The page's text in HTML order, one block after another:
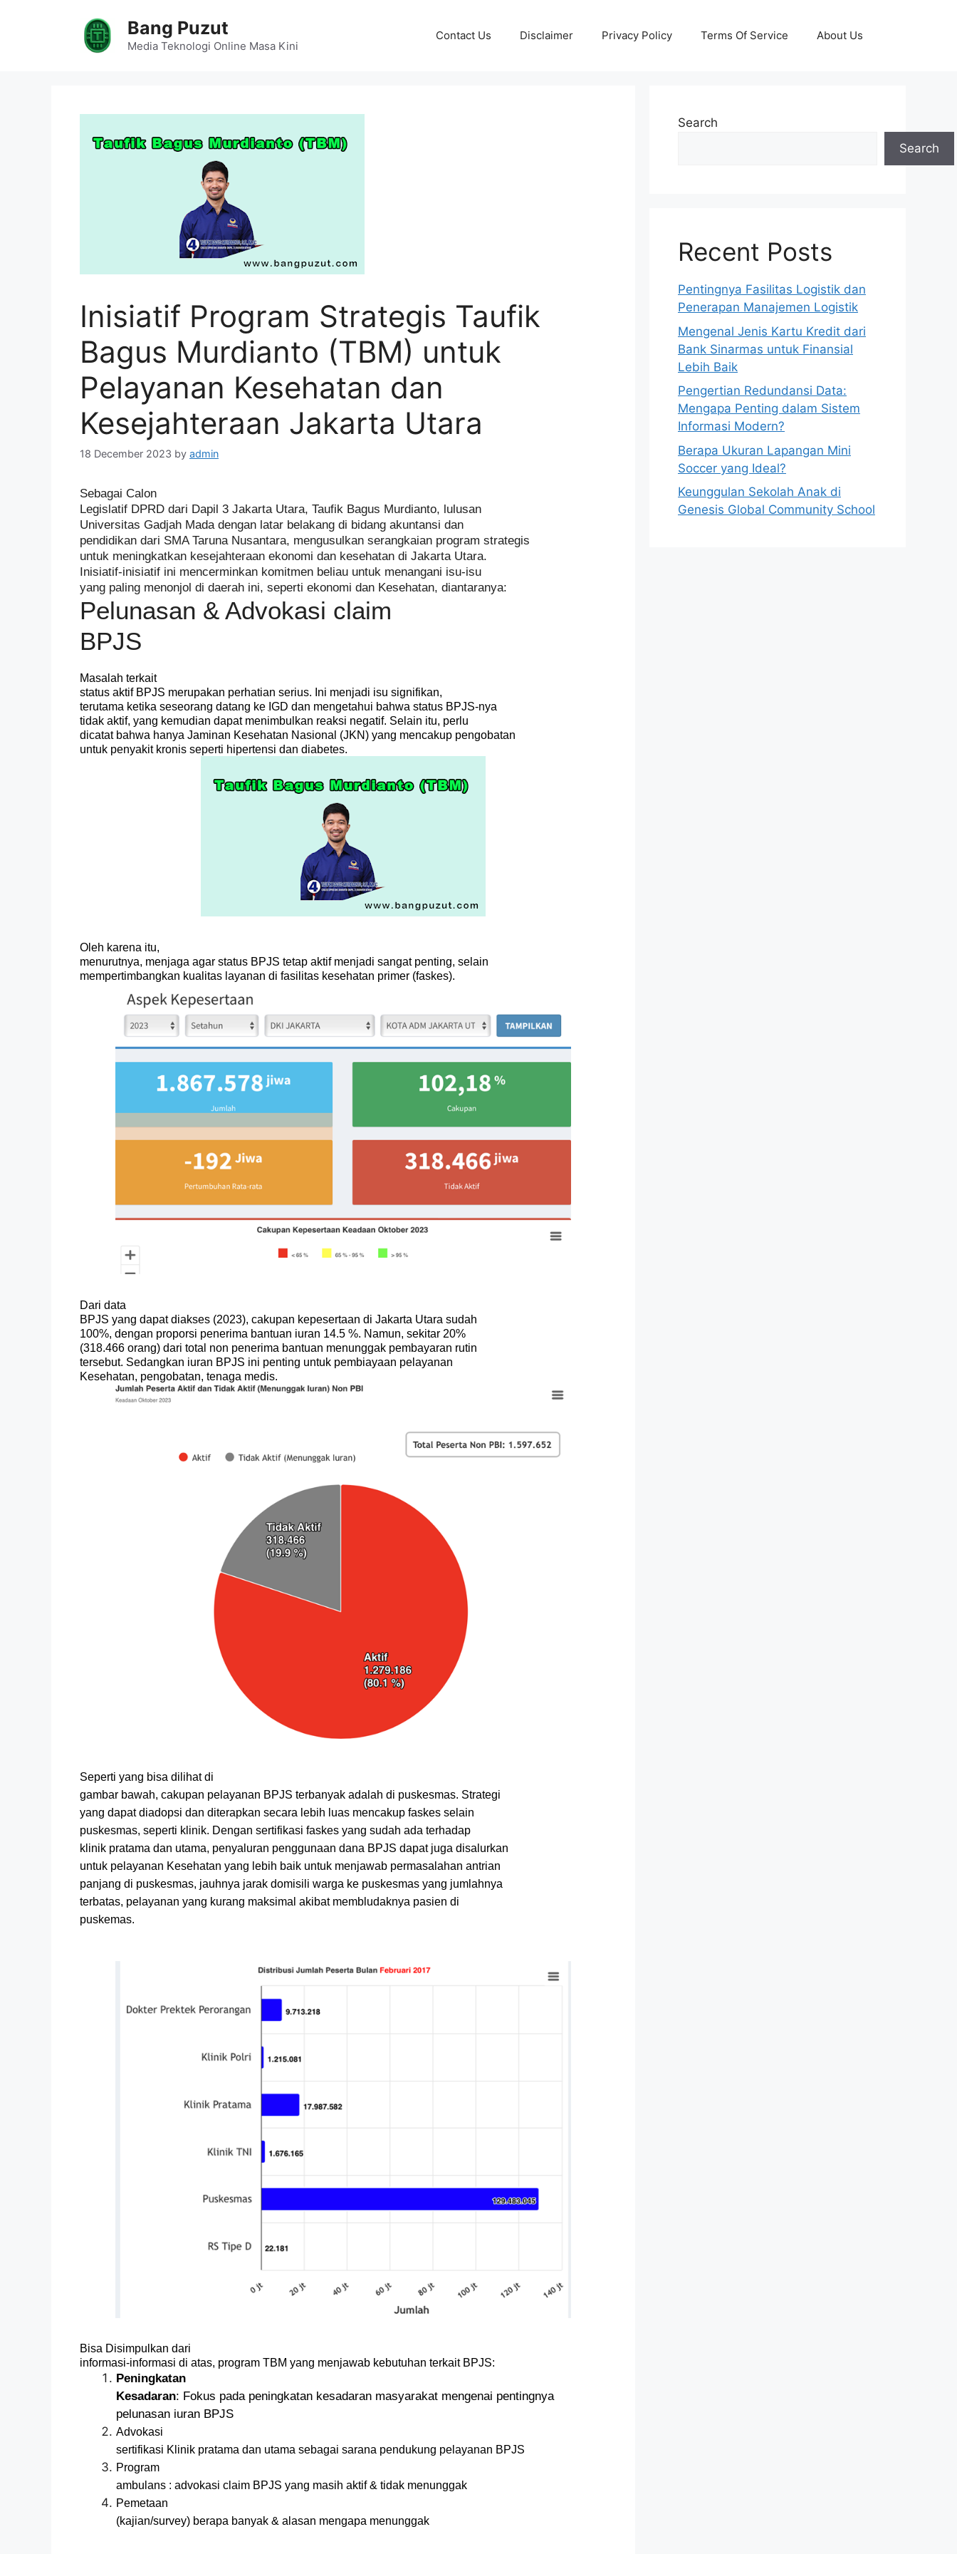
Bang Puzut
Media Teknologi Online Masa Kini
Contact Us Disclaimer Privacy Policy Terms Of Service About Us
Inisiatif Program Strategis Taufik
Bagus Murdianto (TBM) untuk
Pelayanan Kesehatan dan
Kesejahteraan Jakarta Utara
18 December 2023 by admin
Sebagai Calon
Legislatif DPRD dari Dapil 3 Jakarta Utara, Taufik Bagus Murdianto, lulusan
Universitas Gadjah Mada dengan latar belakang di bidang akuntansi dan
pendidikan dari SMA Taruna Nusantara, mengusulkan serangkaian program strategis
untuk meningkatkan kesejahteraan ekonomi dan kesehatan di Jakarta Utara.
Inisiatif-inisiatif ini mencerminkan komitmen beliau untuk menangani isu-isu
yang paling menonjol di daerah ini, seperti ekonomi dan Kesehatan, diantaranya:
Pelunasan & Advokasi claim
BPJS
Masalah terkait
status aktif BPJS merupakan perhatian serius. Ini menjadi isu signifikan,
terutama ketika seseorang datang ke IGD dan mengetahui bahwa status BPJS-nya
tidak aktif, yang kemudian dapat menimbulkan reaksi negatif. Selain itu, perlu
dicatat bahwa hanya Jaminan Kesehatan Nasional (JKN) yang mencakup pengobatan
untuk penyakit kronis seperti hipertensi dan diabetes.
Oleh karena itu,
menurutnya, menjaga agar status BPJS tetap aktif menjadi sangat penting, selain
mempertimbangkan kualitas layanan di fasilitas kesehatan primer (faskes).
Dari data
BPJS yang dapat diakses (2023), cakupan kepesertaan di Jakarta Utara sudah
100%, dengan proporsi penerima bantuan iuran 14.5 %. Namun, sekitar 20%
(318.466 orang) dari total non penerima bantuan menunggak pembayaran rutin
tersebut. Sedangkan iuran BPJS ini penting untuk pembiayaan pelayanan
Kesehatan, pengobatan, tenaga medis.
Seperti yang bisa dilihat di
gambar bawah, cakupan pelayanan BPJS terbanyak adalah di puskesmas. Strategi
yang dapat diadopsi dan diterapkan secara lebih luas mencakup faskes selain
puskesmas, seperti klinik. Dengan sertifikasi faskes yang sudah ada terhadap
klinik pratama dan utama, penyaluran penggunaan dana BPJS dapat juga disalurkan
untuk pelayanan Kesehatan yang lebih baik untuk menjawab permasalahan antrian
panjang di puskesmas, jauhnya jarak domisili warga ke puskesmas yang jumlahnya
terbatas, pelayanan yang kurang maksimal akibat membludaknya pasien di
puskemas.
Bisa Disimpulkan dari
informasi-informasi di atas, program TBM yang menjawab kebutuhan terkait BPJS:
Peningkatan
Kesadaran: Fokus pada peningkatan kesadaran masyarakat mengenai pentingnya
pelunasan iuran BPJS
Advokasi
sertifikasi Klinik pratama dan utama sebagai sarana pendukung pelayanan BPJS
Program
ambulans : advokasi claim BPJS yang masih aktif & tidak menunggak
Pemetaan
(kajian/survey) berapa banyak & alasan mengapa menunggak
Search
Search
Recent Posts
Pentingnya Fasilitas Logistik dan
Penerapan Manajemen Logistik
Mengenal Jenis Kartu Kredit dari
Bank Sinarmas untuk Finansial
Lebih Baik
Pengertian Redundansi Data:
Mengapa Penting dalam Sistem
Informasi Modern?
Berapa Ukuran Lapangan Mini
Soccer yang Ideal?
Keunggulan Sekolah Anak di
Genesis Global Community School